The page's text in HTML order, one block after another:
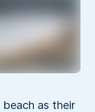
as their